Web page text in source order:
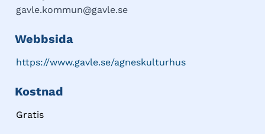
gavle.kommun@gavle.se
Webbsida
https://www.gavle.se/agneskulturhus
Kostnad
Gratis